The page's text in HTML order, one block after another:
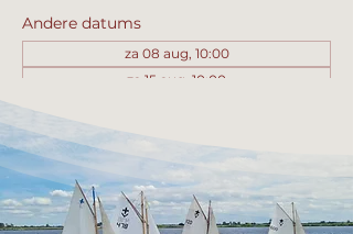
Andere datums
za 08 aug, 10:00
za 15 aug, 10:00
Bekijk alle 358 datums
Meld mij aan!